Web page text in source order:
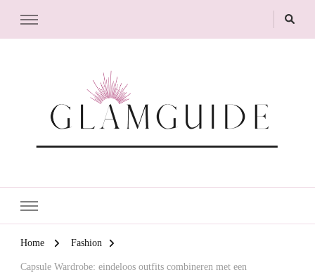
Home Fashion
Capsule Wardrobe: eindeloos outfits combineren met een